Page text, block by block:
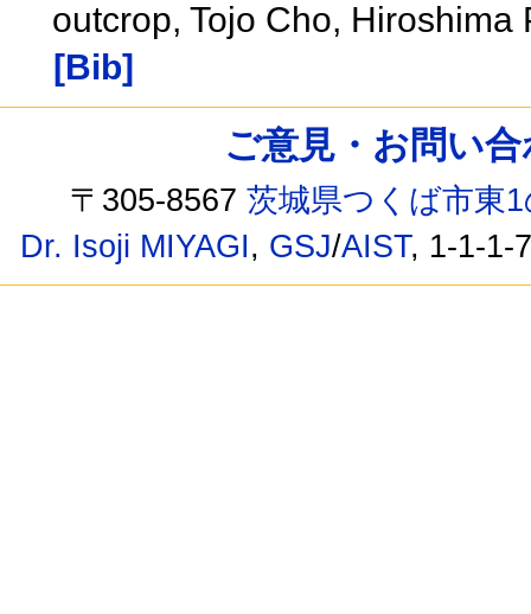
outcrop, Tojo Cho,
[Bib]
ご意見・お問い
〒305-8567茨城県つくば市東
Dr. Isoji MIYAGI, GSJ/AIST, 1-1-1-